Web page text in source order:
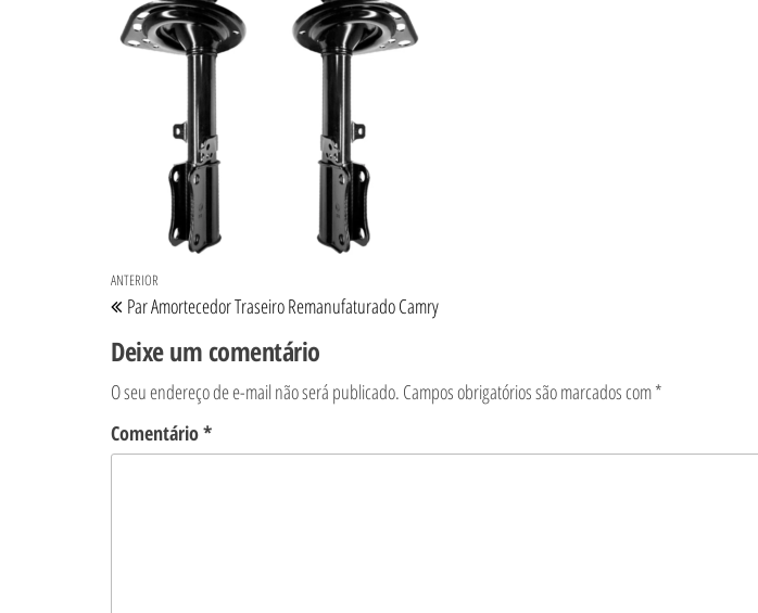
Navegação de Post
Post anterior
ANTERIOR
Par Amortecedor Traseiro Remanufaturado Camry
Deixe um comentário
O seu endereço de e-mail não será publicado. Campos obrigatórios são marcados com*
Comentário*